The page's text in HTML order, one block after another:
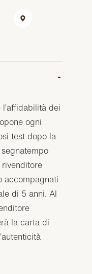
dei
ogni
test dopo la
accompagnati
di 5 anni. Al
la carta di